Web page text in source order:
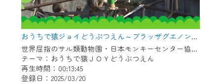
おうちで猿ジョイどうぶつえん～ブラッザグエノン～（2025年2月16日初回放送）
世界屈指のサル類動物園・日本モンキーセンター協力の親子で学べる動物番組。
テーマ：おうちで猿ＪＯＹどうぶつえん
再生時間：00:13:45
登録日：2025/03/20
＜メンテナンス情報＞
CCNetWebTVのリニューアルにともないメ
ンテナンス作業を予定しています。
日時 9/24 9:30～16:30